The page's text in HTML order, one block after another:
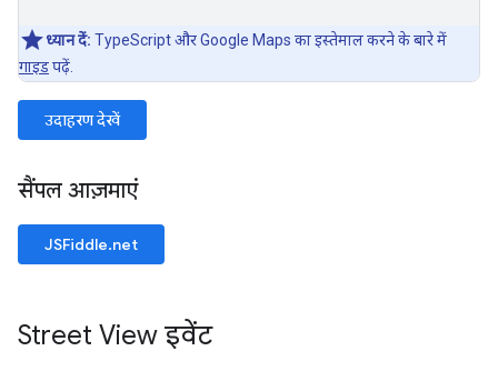
ध्यान दें: TypeScript और Google Maps का इस्तेमाल करने के बारे में
गाइडपढ़ें.
उदाहरण देखें
सैंपल आज़माएं
JSFiddle.net
Street View इवेंट